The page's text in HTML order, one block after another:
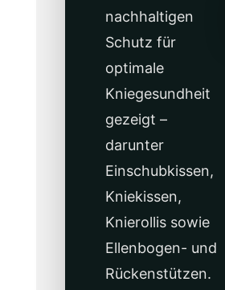
nachhaltigen
Schutz für
optimale
Kniegesundheit
gezeigt –
darunter
Einschubkissen,
Kniekissen,
Knierollis sowie
Ellenbogen- und
Rückenstützen.